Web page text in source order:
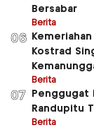
Bersabar
Berita
06
Kostrad
Berita
07
Penggugat
Randupitu
Berita